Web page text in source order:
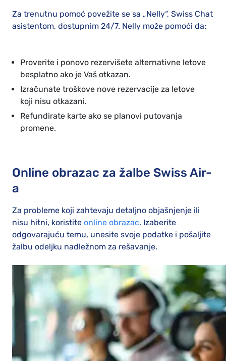
Za trenutnu pomoć povežite se sa „Nelly“, Swiss Chat
asistentom, dostupnim 24/7. Nelly može pomoći da:
Proverite i ponovo rezervišete alternativne letove
besplatno ako je Vaš otkazan.
Izračunate troškove nove rezervacije za letove
koji nisu otkazani.
Refundirate karte ako se planovi putovanja
promene.
Online obrazac za žalbe Swiss Air-
a
Za probleme koji zahtevaju detaljno objašnjenje ili
nisu hitni, koristite online obrazac. Izaberite
odgovarajuću temu, unesite svoje podatke i pošaljite
žalbu odeljku nadležnom za rešavanje.